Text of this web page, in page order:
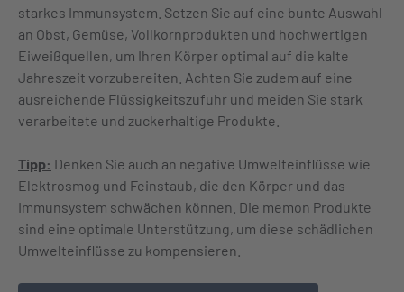
starkes Immunsystem. Setzen Sie auf eine bunte Auswahl
an Obst, Gemüse, Vollkornprodukten und hochwertigen
Eiweißquellen, um Ihren Körper optimal auf die kalte
Jahreszeit vorzubereiten. Achten Sie zudem auf eine
ausreichende Flüssigkeitszufuhr und meiden Sie stark
verarbeitete und zuckerhaltige Produkte.
Tipp: Denken Sie auch an negative Umwelteinflüsse wie
Elektrosmog und Feinstaub, die den Körper und das
Immunsystem schwächen können. Die memon Produkte
sind eine optimale Unterstützung, um diese schädlichen
Umwelteinflüsse zu kompensieren.